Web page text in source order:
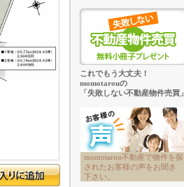
これでもう大丈夫！
momotarouの
「失敗しない不動産物件売買」
momotarou不動産で物件を探
されたお客様の声をお聞き
下さい。